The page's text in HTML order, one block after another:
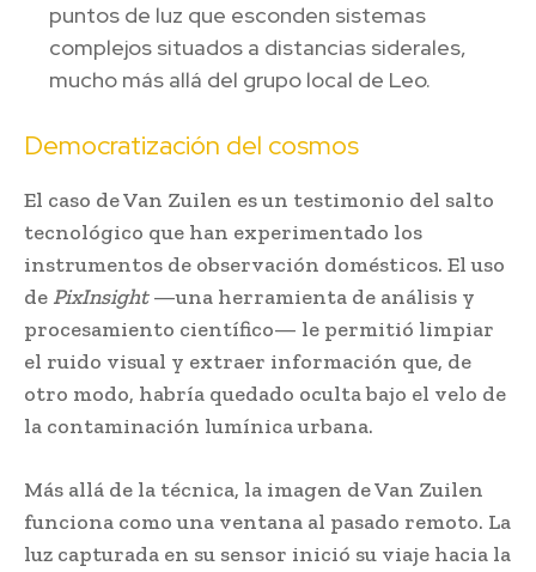
puntos de luz que esconden sistemas
complejos situados a distancias siderales,
mucho más allá del grupo local de Leo.
Democratización del cosmos
El caso de Van Zuilen es un testimonio del salto
tecnológico que han experimentado los
instrumentos de observación domésticos. El uso
de PixInsight—una herramienta de análisis y
procesamiento científico— le permitió limpiar
el ruido visual y extraer información que, de
otro modo, habría quedado oculta bajo el velo de
la contaminación lumínica urbana.
Más allá de la técnica, la imagen de Van Zuilen
funciona como una ventana al pasado remoto. La
luz capturada en su sensor inició su viaje hacia la